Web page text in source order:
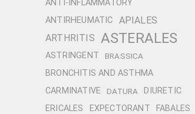
ANTI-INFLAMMATORY
ANTIRHEUMATIC
APIALES
ARTHRITIS ASTERALES
ASTRINGENT BRASSICA
BRONCHITIS AND ASTHMA
CARMINATIVE
DATURA
DIURETIC
ERICALES
EXPECTORANT
FABALES